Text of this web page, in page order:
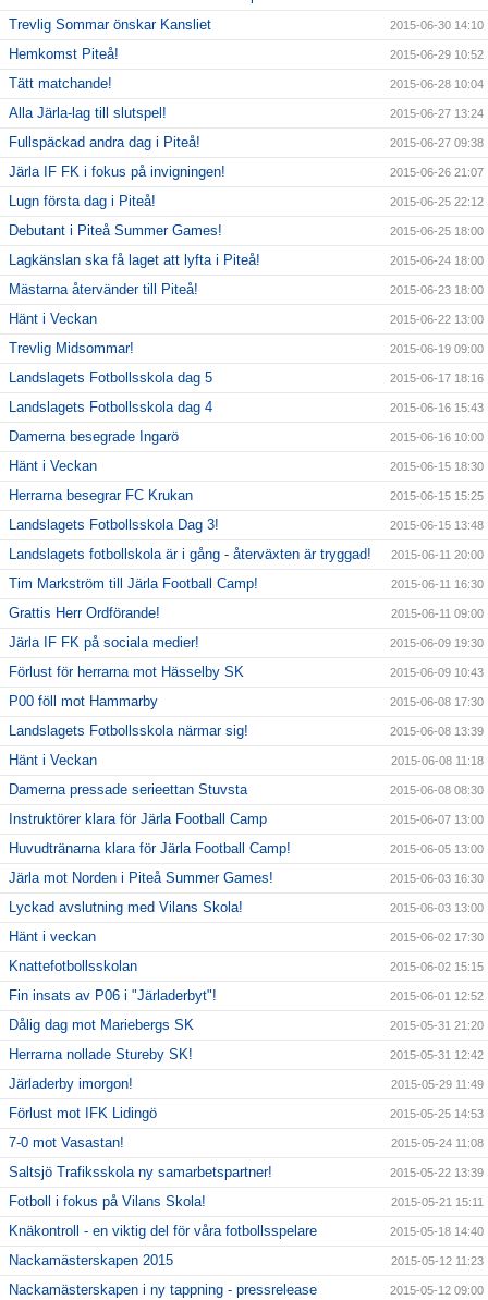
Trevlig Sommar önskar Kansliet 2015-06-30 14:10
Hemkomst Piteå! 2015-06-29 10:52
Tätt matchande! 2015-06-28 10:04
Alla Järla-lag till slutspel! 2015-06-27 13:24
Fullspäckad andra dag i Piteå! 2015-06-27 09:38
Järla IF FK i fokus på invigningen! 2015-06-26 21:07
Lugn första dag i Piteå! 2015-06-25 22:12
Debutant i Piteå Summer Games! 2015-06-25 18:00
Lagkänslan ska få laget att lyfta i Piteå! 2015-06-24 18:00
Mästarna återvänder till Piteå! 2015-06-23 18:00
Hänt i Veckan 2015-06-22 13:00
Trevlig Midsommar! 2015-06-19 09:00
Landslagets Fotbollsskola dag 5 2015-06-17 18:16
Landslagets Fotbollsskola dag 4 2015-06-16 15:43
Damerna besegrade Ingarö 2015-06-16 10:00
Hänt i Veckan 2015-06-15 18:30
Herrarna besegrar FC Krukan 2015-06-15 15:25
Landslagets Fotbollsskola Dag 3! 2015-06-15 13:48
Landslagets fotbollskola är i gång - återväxten är tryggad! 2015-06-11 20:00
Tim Markström till Järla Football Camp! 2015-06-11 16:30
Grattis Herr Ordförande! 2015-06-11 09:00
Järla IF FK på sociala medier! 2015-06-09 19:30
Förlust för herrarna mot Hässelby SK 2015-06-09 10:43
P00 föll mot Hammarby 2015-06-08 17:30
Landslagets Fotbollsskola närmar sig! 2015-06-08 13:39
Hänt i Veckan 2015-06-08 11:18
Damerna pressade serieettan Stuvsta 2015-06-08 08:30
Instruktörer klara för Järla Football Camp 2015-06-07 13:00
Huvudtränarna klara för Järla Football Camp! 2015-06-05 13:00
Järla mot Norden i Piteå Summer Games! 2015-06-03 16:30
Lyckad avslutning med Vilans Skola! 2015-06-03 13:00
Hänt i veckan 2015-06-02 17:30
Knattefotbollsskolan 2015-06-02 15:15
Fin insats av P06 i "Järladerbyt"! 2015-06-01 12:52
Dålig dag mot Mariebergs SK 2015-05-31 21:20
Herrarna nollade Stureby SK! 2015-05-31 12:42
Järladerby imorgon! 2015-05-29 11:49
Förlust mot IFK Lidingö 2015-05-25 14:53
7-0 mot Vasastan! 2015-05-24 11:08
Saltsjö Trafiksskola ny samarbetspartner! 2015-05-22 13:39
Fotboll i fokus på Vilans Skola! 2015-05-21 15:11
Knäkontroll - en viktig del för våra fotbollsspelare 2015-05-18 14:40
Nackamästerskapen 2015 2015-05-12 11:23
Nackamästerskapen i ny tappning - pressrelease 2015-05-12 09:00